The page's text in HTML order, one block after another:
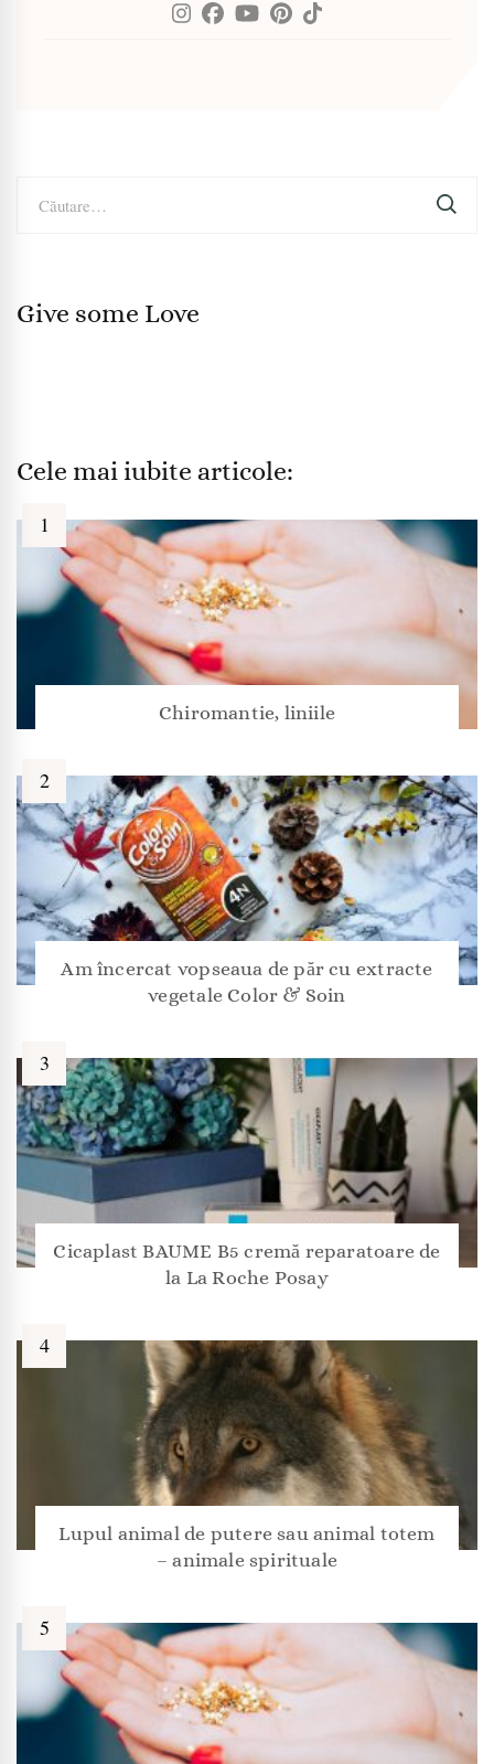
după:
Give some Love
Cele mai iubite articole:
Chiromantie, liniile
Am încercat vopseaua de păr cu extracte
vegetale Color & Soin
Cicaplast BAUME B5 cremă reparatoare de
la La Roche Posay
Lupul animal de putere sau animal totem
– animale spirituale